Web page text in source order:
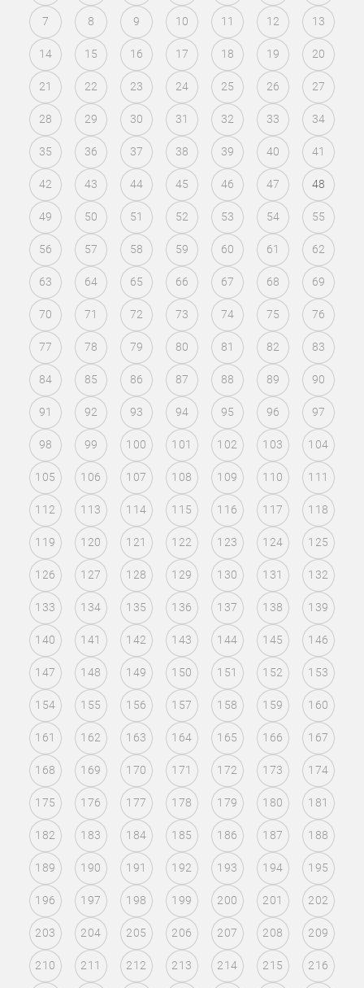
7 8 9 10 11 12 13
14 15 16 17 18 19 20
21 22 23 24 25 26 27
28 29 30 31 32 33 34
35 36 37 38 39 40 41
42 43 44 45 46 47 48
49 50 51 52 53 54 55
56 57 58 59 60 61 62
63 64 65 66 67 68 69
70 71 72 73 74 75 76
77 78 79 80 81 82 83
84 85 86 87 88 89 90
91 92 93 94 95 96 97
98 99 100 101 102 103 104
105 106 107 108 109 110 111
112 113 114 115 116 117 118
119 120 121 122 123 124 125
126 127 128 129 130 131 132
133 134 135 136 137 138 139
140 141 142 143 144 145 146
147 148 149 150 151 152 153
154 155 156 157 158 159 160
161 162 163 164 165 166 167
168 169 170 171 172 173 174
175 176 177 178 179 180 181
182 183 184 185 186 187 188
189 190 191 192 193 194 195
196 197 198 199 200 201 202
203 204 205 206 207 208 209
210 211 212 213 214 215 216